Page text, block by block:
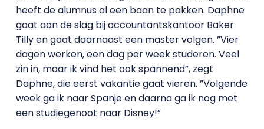
heeft de alumnus al een baan te pakken. Daphne
gaat aan de slag bij accountantskantoor Baker
Tilly en gaat daarnaast een master volgen. ”Vier
dagen werken, een dag per week studeren. Veel
zin in, maar ik vind het ook spannend”, zegt
Daphne, die eerst vakantie gaat vieren. ”Volgende
week ga ik naar Spanje en daarna ga ik nog met
een studiegenoot naar Disney!”